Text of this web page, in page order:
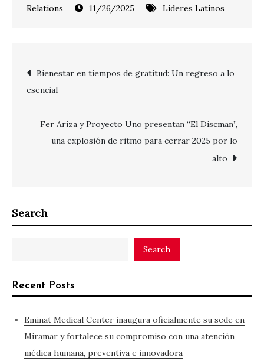
11/26/2025 Lideres Latinos
Post
Bienestar en tiempos de gratitud: Un regreso a lo
esencial
Fer Ariza y Proyecto Uno presentan “El Discman”,
una explosión de ritmo para cerrar 2025 por lo
alto
Search
Search
Recent Posts
Eminat Medical Center inaugura oficialmente su sede en
Miramar y fortalece su compromiso con una atención
médica humana, preventiva e innovadora